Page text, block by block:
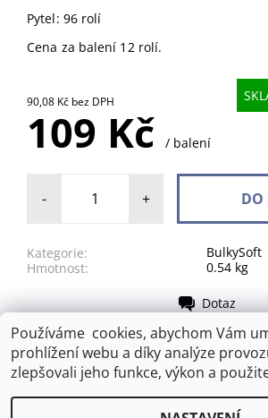
Pytel: 96 rolí
Cena za balení 12 rolí.
90,08 Kč bez DPH
109 Kč / balení
- +
Kategorie:
BulkySoft
Hmotnost:
0.54 kg
Dotaz
BulkySoft | Well Done |
Používáme cookies, abychom Vám
prohlížení webu a díky analýze
zlepšovali jeho funkce, výkon a